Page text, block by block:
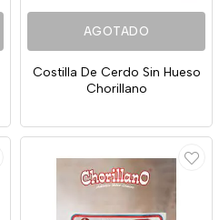
AGOTADO
Costilla De Cerdo Sin Hueso
Chorillano